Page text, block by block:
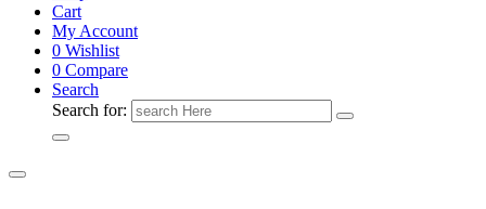
Cart
My Account
0 Wishlist
0 Compare
Search
Search for: